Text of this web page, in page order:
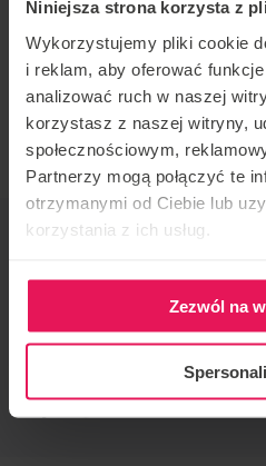
Niniejsza strona korzysta z
Wykorzystujemy pliki cookie
i reklam, aby oferować
analizować ruch w naszej
korzystasz z naszej witryny,
społecznościowym,
Partnerzy mogą połączyć te
otrzymanymi od Ciebie lub
korzystania z ich usług.
Zezwól na
skydivingu: IBA Level 4
oraz TR1/2/3.
Jeśli jesteś zainteresowany
campu, napisz do nas:
ORGANIZATOR IMPREZY
KONTAKT W SPRAWIE IMPREZY
camps@flyspot.com
POLEĆ TO WYDARZENIE